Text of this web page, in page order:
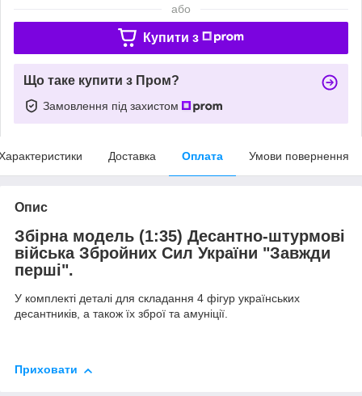
або
Купити з
Що таке купити з Пром?
Замовлення під захистом
Доставка Оплата Умови повернення
Опис
Збірна модель (1:35) Десантно-штурмові
війська Збройних Сил України "Завжди
перші".
У комплекті деталі для складання 4 фігур українських
десантників, а також їх зброї та амуніції.
Приховати